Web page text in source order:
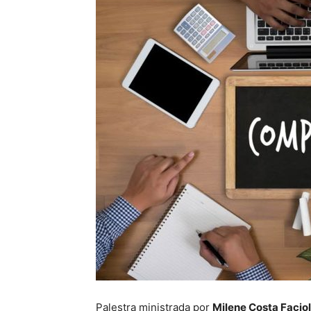
Palestra ministrada por Milene Costa